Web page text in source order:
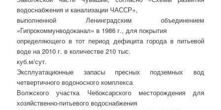
водоснабжения и канализации ЧАССР»,
выполненной Ленинградским объединением
«Гипрокоммунводоканал» в 1986 г., для покрытия
определяющего в тот период дефицита города в питьевой
воде на 2010 г. в количестве 210 тыс.
куб.м/сут.
Эксплуатационные запасы пресных подземных вод
четвертичного водоносного комплекса
Волжского участка Чебоксарского месторождения для
хозяйственно-питьевого водоснабжения